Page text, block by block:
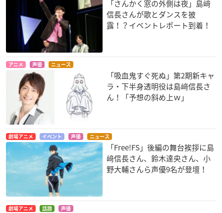
「さんかく窓の外側は夜」島﨑
信長さんが歌とダンスを披
露！？イベントレポート到着！
アニメ 声優 ニュース
「吸血鬼すぐ死ぬ」第2期新キャ
ラ・下半身透明役は島﨑信長さ
ん！「予想の斜め上ｗ」
劇場アニメ イベント 声優 ニュース
「Free!FS」後編の舞台挨拶に島
﨑信長さん、鈴木達央さん、小
野大輔さんら声優9名が登壇！
劇場アニメ 話題 声優